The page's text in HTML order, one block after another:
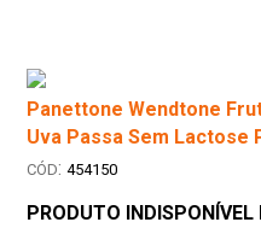
Panettone Wendtone
Uva Passa Sem Lactose
: 454150
PRODUTO